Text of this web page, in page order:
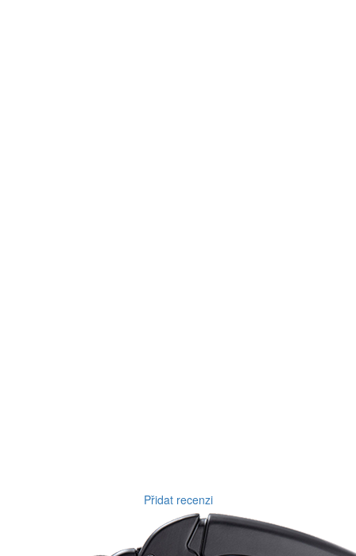
Přidat recenzi